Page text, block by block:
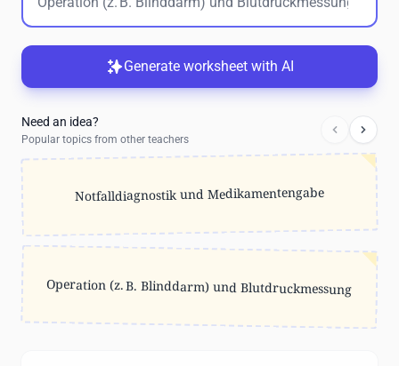
Generate worksheet with AI
Need an idea?
Popular topics from other teachers
Notfalldiagnostik und Medikamentengabe
Operation (z. B. Blinddarm) und Blutdruckmessung